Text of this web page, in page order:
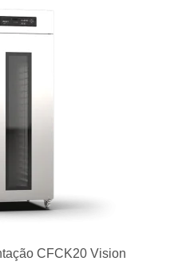
Contínua CCR260